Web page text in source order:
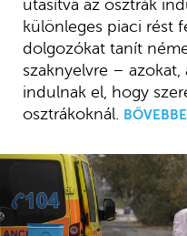
utasítva az osztrák
különleges piaci rést
dolgozókat tanít
szaknyelvre –
indulnak el, hogy
osztrákoknál.